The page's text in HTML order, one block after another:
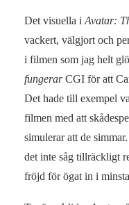
Det visuella i Avatar:
vackert, välgjort och
i filmen som jag helt
fungerarCGI för att
Det hade till exempel
filmen med att
simulerar att de
det inte såg tillräckligt
fröjd för ögat in i